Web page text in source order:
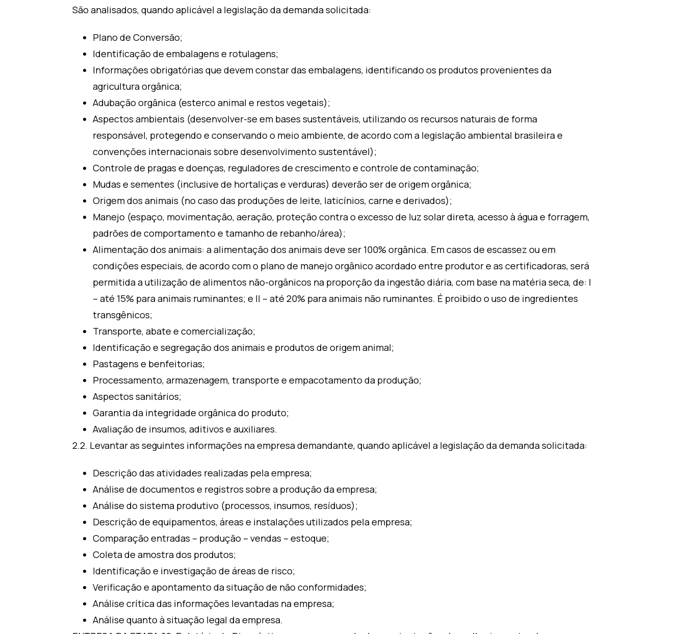
São analisados, quando aplicável a legislação da demanda solicitada:
Plano de Conversão;
Identificação de embalagens e rotulagens;
Informações obrigatórias que devem constar das embalagens, identificando os produtos provenientes da
agricultura orgânica;
Adubação orgânica (esterco animal e restos vegetais);
Aspectos ambientais (desenvolver-se em bases sustentáveis, utilizando os recursos naturais de forma
responsável, protegendo e conservando o meio ambiente, de acordo com a legislação ambiental brasileira e
convenções internacionais sobre desenvolvimento sustentável);
Controle de pragas e doenças, reguladores de crescimento e controle de contaminação;
Mudas e sementes (inclusive de hortaliças e verduras) deverão ser de origem orgânica;
Origem dos animais (no caso das produções de leite, laticínios, carne e derivados);
Manejo (espaço, movimentação, aeração, proteção contra o excesso de luz solar direta, acesso à água e forragem,
padrões de comportamento e tamanho de rebanho/área);
Alimentação dos animais: a alimentação dos animais deve ser 100% orgânica. Em casos de escassez ou em
condições especiais, de acordo com o plano de manejo orgânico acordado entre produtor e as certificadoras, será
permitida a utilização de alimentos não-orgânicos na proporção da ingestão diária, com base na matéria seca, de: I
– até 15% para animais ruminantes; e II – até 20% para animais não ruminantes. É proibido o uso de ingredientes
transgênicos;
Transporte, abate e comercialização;
Identificação e segregação dos animais e produtos de origem animal;
Pastagens e benfeitorias;
Processamento, armazenagem, transporte e empacotamento da produção;
Aspectos sanitários;
Garantia da integridade orgânica do produto;
Avaliação de insumos, aditivos e auxiliares.
2.2. Levantar as seguintes informações na empresa demandante, quando aplicável a legislação da demanda solicitada:
Descrição das atividades realizadas pela empresa;
Análise de documentos e registros sobre a produção da empresa;
Análise do sistema produtivo (processos, insumos, resíduos);
Descrição de equipamentos, áreas e instalações utilizados pela empresa;
Comparação entradas – produção – vendas – estoque;
Coleta de amostra dos produtos;
Identificação e investigação de áreas de risco;
Verificação e apontamento da situação de não conformidades;
Análise crítica das informações levantadas na empresa;
Análise quanto à situação legal da empresa.